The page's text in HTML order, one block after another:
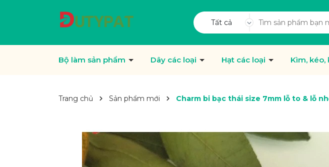
Tất cả
Bộ làm sản phẩm Dây các loại Hạt các loại Kìm, kéo,
Trang chủ Sản phẩm mới Charm bi bạc thái size 7mm lỗ to & lỗ